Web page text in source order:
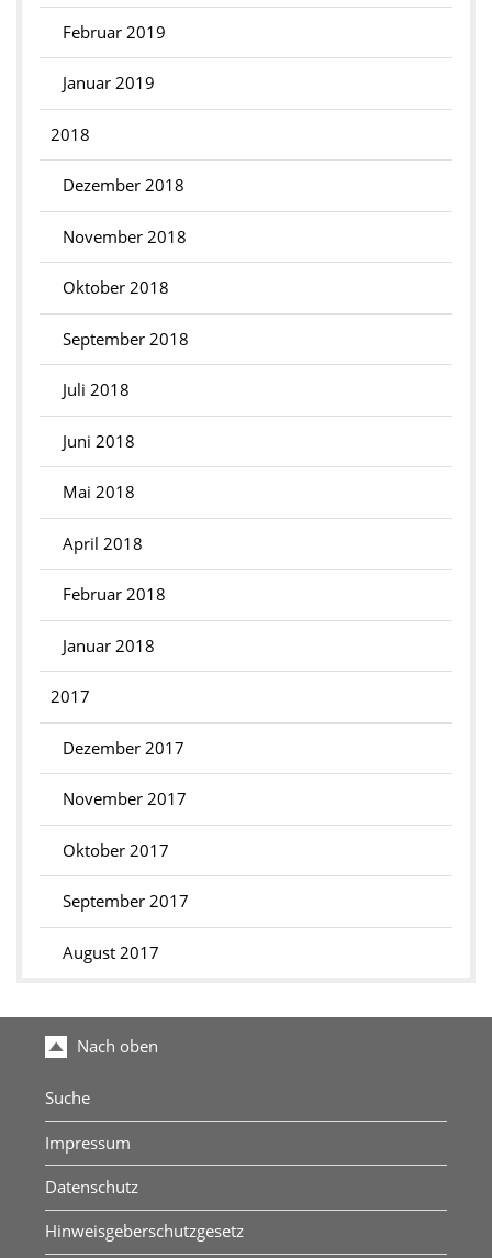
Februar 2019
Januar 2019
2018
Dezember 2018
November 2018
Oktober 2018
September 2018
Juli 2018
Juni 2018
Mai 2018
April 2018
Februar 2018
Januar 2018
2017
Dezember 2017
November 2017
Oktober 2017
September 2017
August 2017
Nach oben
Suche
Impressum
Datenschutz
Hinweisgeberschutzgesetz